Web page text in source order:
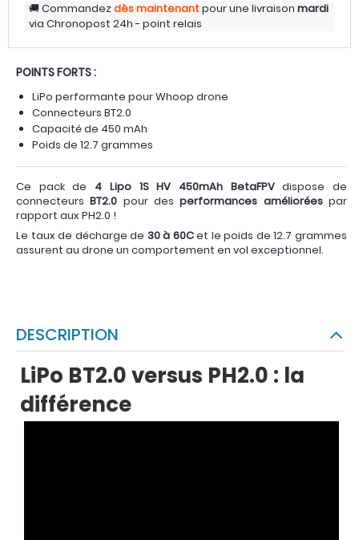
Commandezdès maintenantpour une livraison mardi
via Chronopost 24h - point relais
POINTS FORTS :
LiPo performante pour Whoop drone
Connecteurs BT2.0
Capacité de 450 mAh
Poids de 12.7 grammes
Ce pack de 4 Lipo 1S HV 450mAh BetaFPVdispose de
connecteursBT2.0 pour desperformances amélioréespar
rapport aux PH2.0 !
Le taux de décharge de 30 à 60Cet le poids de 12.7 grammes
assurent au drone un comportement en vol exceptionnel.
DESCRIPTION
LiPo BT2.0 versus PH2.0 : la
différence